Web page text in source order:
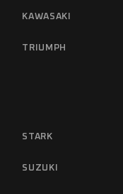
KAWASAKI
TRIUMPH
STARK
SUZUKI